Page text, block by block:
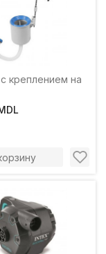
креплением на